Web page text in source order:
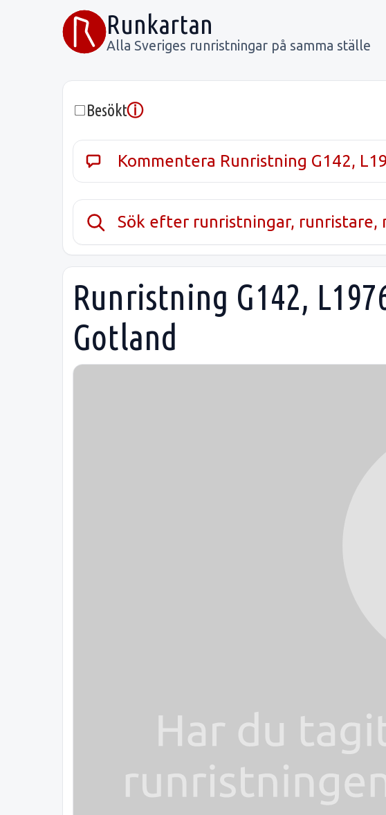
Runkartan
Alla Sveriges runristningar på samma ställe
Besöktⓘ
Kommentera Runristning G142,
Sök efter runristningar, runristare,
Runristning G142,
Gotland